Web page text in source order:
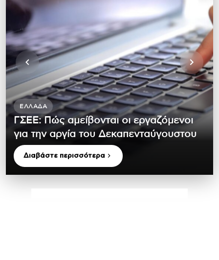
ΕΛΛΆΔΑ
ΓΣΕΕ: Πώς αμείβονται οι εργαζόμενοι
για την αργία του Δεκαπενταύγουστου
Διαβάστε περισσότερα